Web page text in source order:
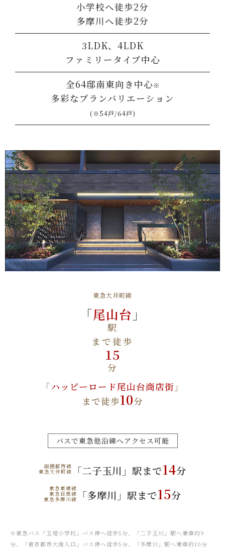
小学校へ徒歩2分
多摩川へ徒歩2分
3LDK、4LDK
ファミリータイプ中心
全64邸南東向き中心※
多彩なプランバリエーション
(※54戸/64戸)
東急大井町線
「尾山台 」
駅
まで徒歩
15
分
「ハッピーロード尾山台商店街 」
まで徒歩10分
バスで東急他沿線へアクセス可能
田園都市線
東急大井町線 「二子玉川」駅まで14分
東急東横線
東急目黒線
東急多摩川線 「多摩川」駅まで15分
※東急バス「玉堤小学校」バス停へ徒歩5分、「二子玉川」駅へ乗車約9
分、「東京都市大南入口」バス停へ徒歩5分、「多摩川」駅へ乗車約10分